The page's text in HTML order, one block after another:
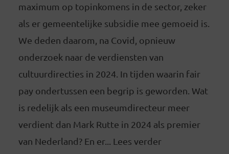
maximum op topinkomens in de sector, zeker
als er gemeentelijke subsidie mee gemoeid is.
We deden daarom, na Covid, opnieuw
onderzoek naar de verdiensten van
cultuurdirecties in 2024. In tijden waarin fair
pay ondertussen een begrip is geworden. Wat
is redelijk als een museumdirecteur meer
verdient dan Mark Rutte in 2024 als premier
van Nederland? En er... Lees verder